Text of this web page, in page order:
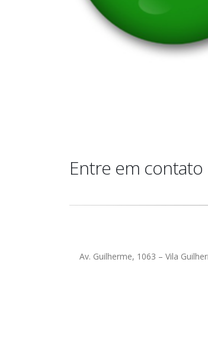
Entre em contato
Av. Guilherme, 1063 – Vila